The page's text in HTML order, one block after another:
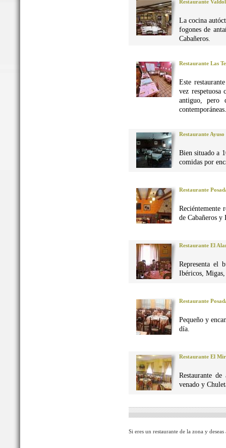
Restaurante
La cocina
fogones de
Cabañeros.
Restaurante Las
Este
vez
antiguo, pero
contemporáneas.
Restaurante Ayuso
Bien situado a
comidas por
Restaurante
Reciéntemente
de Cabañeros y
Restaurante El
Representa el
Ibéricos, Migas,
Restaurante
Pequeño y
día.
Restaurante El
Restaurante
venado y
Si eres un restaurante de la zona y